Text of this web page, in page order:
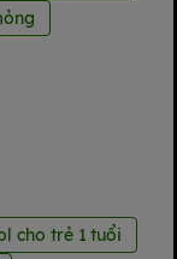
cho trẻ 1 tuổi